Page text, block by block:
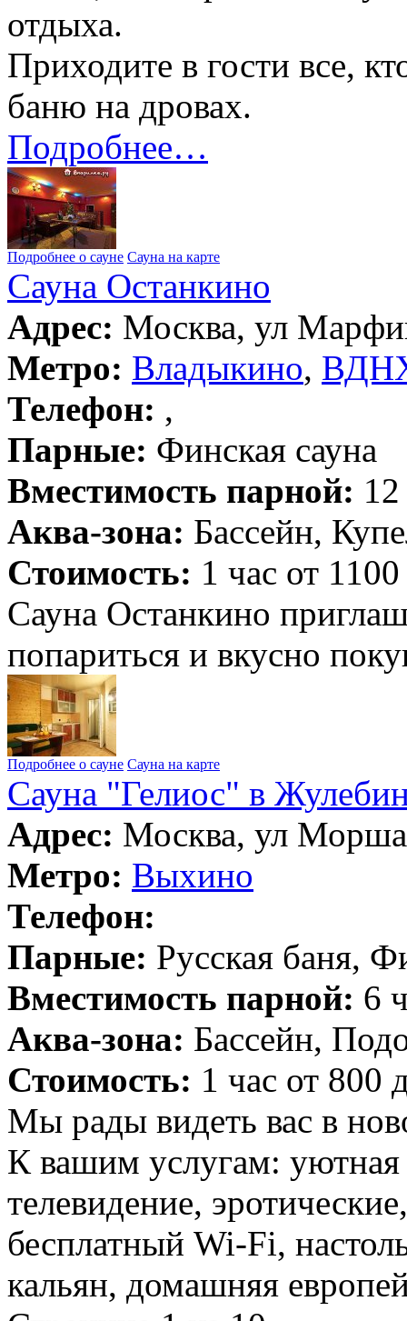
отдыха.
Приходите в гости все,
баню на дровах.
Подробнее…
Подробнее о сауне Сауна на карте
Сауна Останкино
Адрес: Москва, ул
Метро: Владыкино,
Телефон: ,
Парные: Финская сауна
Вместимость парной:
Аква-зона: Бассейн,
Стоимость: 1 час от
Сауна Останкино
попариться и вкусно
Подробнее о сауне Сауна на карте
Сауна "Гелиос" в
Адрес: Москва, ул
Метро: Выхино
Телефон:
Парные: Русская баня,
Вместимость парной: 6
Аква-зона: Бассейн,
Стоимость: 1 час от 800
Мы рады видеть вас в
К вашим услугам: уютная
телевидение,
бесплатный Wi-Fi,
кальян, домашняя